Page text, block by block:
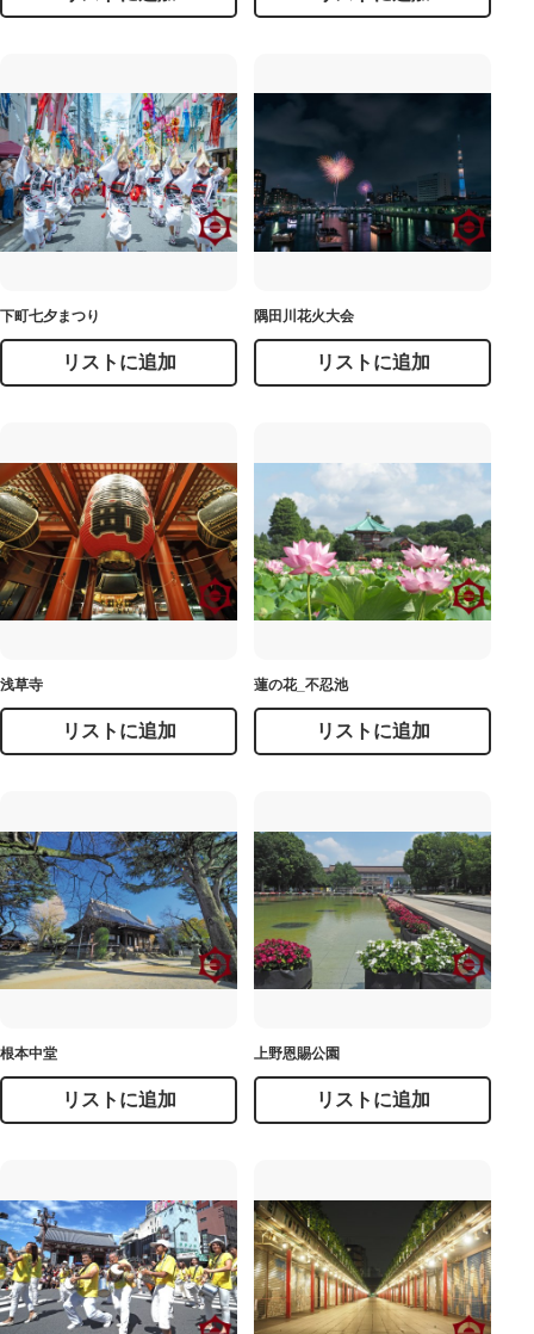
下町七夕まつり
リストに追加
隅田川花火大会
リストに追加
浅草寺
リストに追加
蓮の花_不忍池
リストに追加
根本中堂
リストに追加
上野恩賜公園
リストに追加